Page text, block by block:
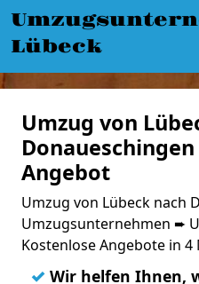
Lübeck
Umzug von
Angebot
Umzug von Lübeck nach
Umzugsunternehmen ➨
Kostenlose Angebote in 4
✓ Wir helfen Ihnen,